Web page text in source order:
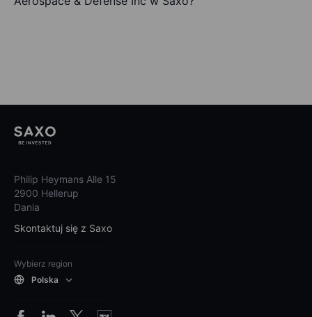
Philip Heymans Alle 15
2900 Hellerup
Dania
Skontaktuj się z Saxo
Wybierz region
Polska